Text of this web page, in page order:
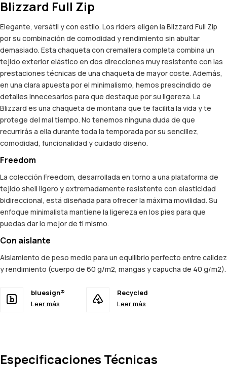
Blizzard Full Zip
Elegante, versátil y con estilo. Los riders eligen la Blizzard Full Zip
por su combinación de comodidad y rendimiento sin abultar
demasiado. Esta chaqueta con cremallera completa combina un
tejido exterior elástico en dos direcciones muy resistente con las
prestaciones técnicas de una chaqueta de mayor coste. Además,
en una clara apuesta por el minimalismo, hemos prescindido de
detalles innecesarios para que destaque por su ligereza. La
Blizzard es una chaqueta de montaña que te facilita la vida y te
protege del mal tiempo. No tenemos ninguna duda de que
recurrirás a ella durante toda la temporada por su sencillez,
comodidad, funcionalidad y cuidado diseño.
Freedom
La colección Freedom, desarrollada en torno a una plataforma de
tejido shell ligero y extremadamente resistente con elasticidad
bidireccional, está diseñada para ofrecer la máxima movilidad. Su
enfoque minimalista mantiene la ligereza en los pies para que
puedas dar lo mejor de ti mismo.
Con aislante
Aislamiento de peso medio para un equilibrio perfecto entre calidez
y rendimiento (cuerpo de 60 g/m2, mangas y capucha de 40 g/m2).
bluesign®
Leer más
Recycled
Leer más
Especificaciones Técnicas